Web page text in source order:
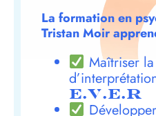
La formation en
Tristan Moir
Maîtriser
E.V.E.R